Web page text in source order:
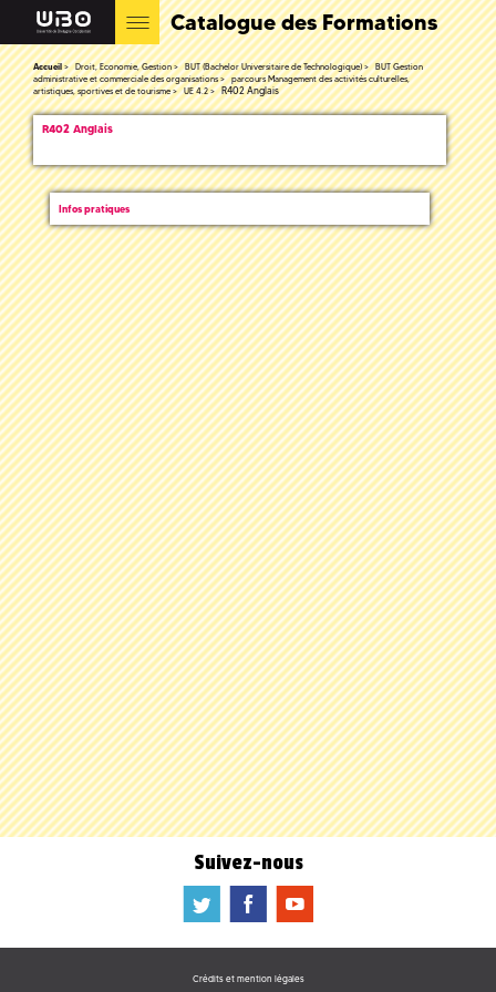
Catalogue des Formations
Accueil Droit, Economie, Gestion BUT (Bachelor Universitaire de Technologique)
BUT Gestion
administrative et commerciale des organisations
parcours Management des activités culturelles,
artistiques, sportives et de tourisme
UE 4.2 R402 Anglais
R402 Anglais
Infos pratiques
Suivez-nous
a b f
Crédits et mention légales